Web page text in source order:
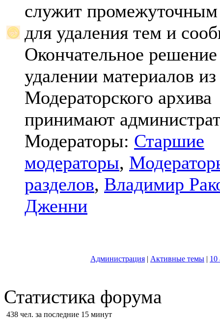
служит промежуточным
для удаления тем и
Окончательное
удалении материалов из
Модераторского архива
принимают
Модераторы: Старшие
модераторы,
разделов, Владимир
Дженни
Администрация | Активные темы | 10
Статистика форума
438 чел. за последние 15 минут